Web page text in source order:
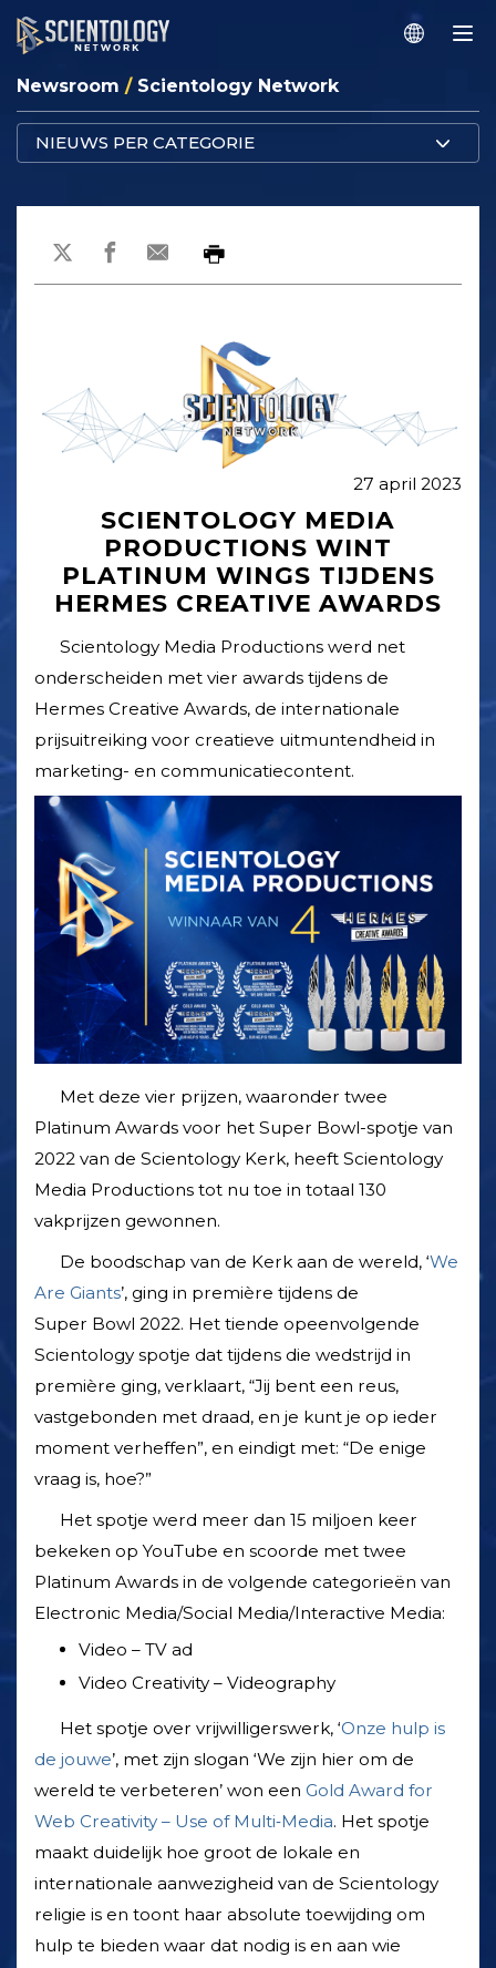
Newsroom / Scientology Network
NIEUWS PER CATEGORIE
27 april 2023
SCIENTOLOGY MEDIA
PRODUCTIONS WINT
PLATINUM WINGS TIJDENS
HERMES CREATIVE AWARDS
Scientology Media Productions werd net
onderscheiden met vier awards tijdens de
Hermes Creative Awards, de internationale
prijsuitreiking voor creatieve uitmuntendheid in
marketing- en communicatie­content.
Met deze vier prijzen, waaronder twee
Platinum Awards voor het Super Bowl-spotje van
2022 van de Scientology Kerk, heeft Scientology
Media Productions tot nu toe in totaal 130
vakprijzen gewonnen.
De boodschap van de Kerk aan de wereld, ‘We
Are Giants’, ging in première tijdens de
Super Bowl 2022. Het tiende opeenvolgende
Scientology spotje dat tijdens die wedstrijd in
première ging, verklaart, “Jij bent een reus,
vastgebonden met draad, en je kunt je op ieder
moment verheffen”, en eindigt met: “De enige
vraag is, hoe?”
Het spotje werd meer dan 15 miljoen keer
bekeken op YouTube en scoorde met twee
Platinum Awards in de volgende categorieën van
Electronic Media/Social Media/Interactive Media:
Video – TV ad
Video Creativity – Videography
Het spotje over vrijwilligerswerk, ‘Onze hulp is
de jouwe’, met zijn slogan ‘We zijn hier om de
wereld te verbeteren’ won een Gold Award for
Web Creativity – Use of Multi‑Media. Het spotje
maakt duidelijk hoe groot de lokale en
internationale aanwezigheid van de Scientology
religie is en toont haar absolute toewijding om
hulp te bieden waar dat nodig is en aan wie